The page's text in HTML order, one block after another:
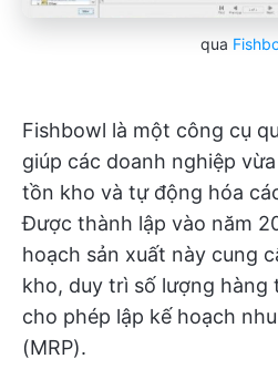
qua
Fishbowl là một công cụ
giúp các doanh nghiệp
tồn kho và tự động hóa
Được thành lập vào năm
hoạch sản xuất này cung
kho, duy trì số lượng hàng
cho phép lập kế hoạch
(MRP).